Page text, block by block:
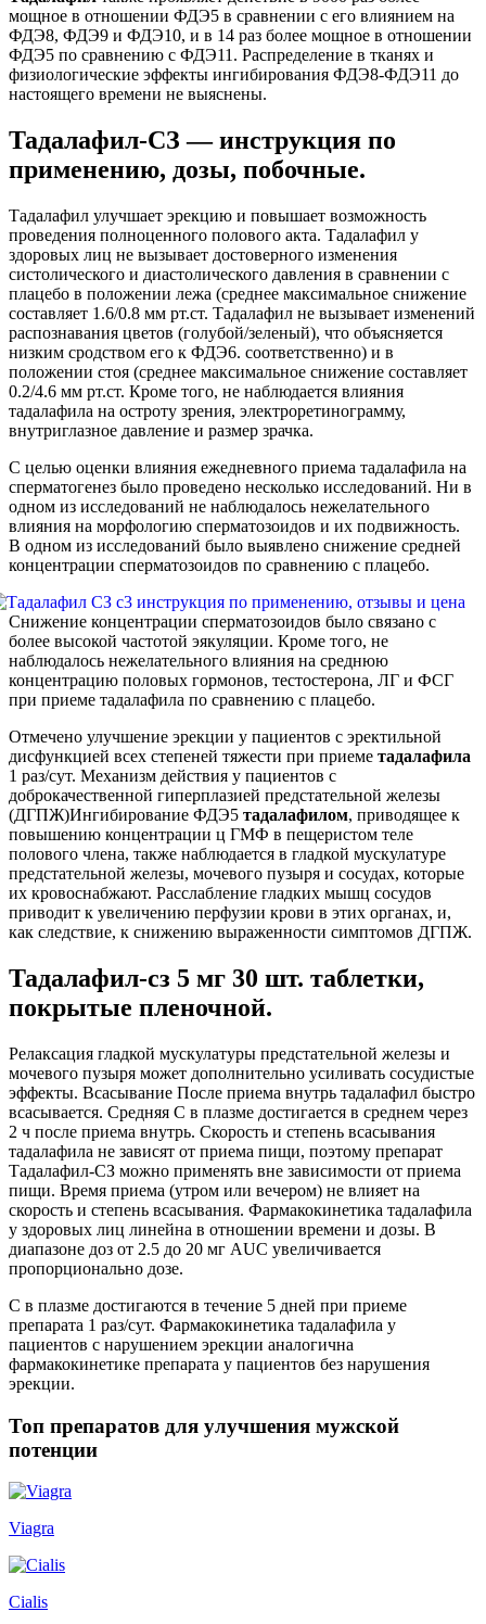
мощное в отношении ФДЭ5 в сравнении с его влиянием на
ФДЭ8, ФДЭ9 и ФДЭ10, и в 14 раз более мощное в отношении
ФДЭ5 по сравнению с ФДЭ11. Распределение в тканях и
физиологические эффекты ингибирования ФДЭ8-ФДЭ11 до
настоящего времени не выяснены.
Тадалафил-СЗ — инструкция по
применению, дозы, побочные.
Тадалафил улучшает эрекцию и повышает возможность
проведения полноценного полового акта. Тадалафил у
здоровых лиц не вызывает достоверного изменения
систолического и диастолического давления в сравнении с
плацебо в положении лежа (среднее максимальное снижение
составляет 1.6/0.8 мм рт.ст. Тадалафил не вызывает изменений
распознавания цветов (голубой/зеленый), что объясняется
низким сродством его к ФДЭ6. соответственно) и в
положении стоя (среднее максимальное снижение составляет
0.2/4.6 мм рт.ст. Кроме того, не наблюдается влияния
тадалафила на остроту зрения, электроретинограмму,
внутриглазное давление и размер зрачка.
С целью оценки влияния ежедневного приема тадалафила на
сперматогенез было проведено несколько исследований. Ни в
одном из исследований не наблюдалось нежелательного
влияния на морфологию сперматозоидов и их подвижность.
В одном из исследований было выявлено снижение средней
концентрации сперматозоидов по сравнению с плацебо.
Снижение концентрации сперматозоидов было связано с
более высокой частотой эякуляции. Кроме того, не
наблюдалось нежелательного влияния на среднюю
концентрацию половых гормонов, тестостерона, ЛГ и ФСГ
при приеме тадалафила по сравнению с плацебо.
Отмечено улучшение эрекции у пациентов с эректильной
дисфункцией всех степеней тяжести при приеме тадалафила
1 раз/сут. Механизм действия у пациентов с
доброкачественной гиперплазией предстательной железы
(ДГПЖ)Ингибирование ФДЭ5 тадалафилом, приводящее к
повышению концентрации ц ГМФ в пещеристом теле
полового члена, также наблюдается в гладкой мускулатуре
предстательной железы, мочевого пузыря и сосудах, которые
их кровоснабжают. Расслабление гладких мышц сосудов
приводит к увеличению перфузии крови в этих органах, и,
как следствие, к снижению выраженности симптомов ДГПЖ.
Тадалафил-cз 5 мг 30 шт. таблетки,
покрытые пленочной.
Релаксация гладкой мускулатуры предстательной железы и
мочевого пузыря может дополнительно усиливать сосудистые
эффекты. Всасывание После приема внутрь тадалафил быстро
всасывается. Средняя С в плазме достигается в среднем через
2 ч после приема внутрь. Скорость и степень всасывания
тадалафила не зависят от приема пищи, поэтому препарат
Тадалафил-СЗ можно применять вне зависимости от приема
пищи. Время приема (утром или вечером) не влияет на
скорость и степень всасывания. Фармакокинетика тадалафила
у здоровых лиц линейна в отношении времени и дозы. В
диапазоне доз от 2.5 до 20 мг AUC увеличивается
пропорционально дозе.
C в плазме достигаются в течение 5 дней при приеме
препарата 1 раз/сут. Фармакокинетика тадалафила у
пациентов с нарушением эрекции аналогична
фармакокинетике препарата у пациентов без нарушения
эрекции.
Топ препаратов для улучшения мужской
потенции
Viagra
Cialis